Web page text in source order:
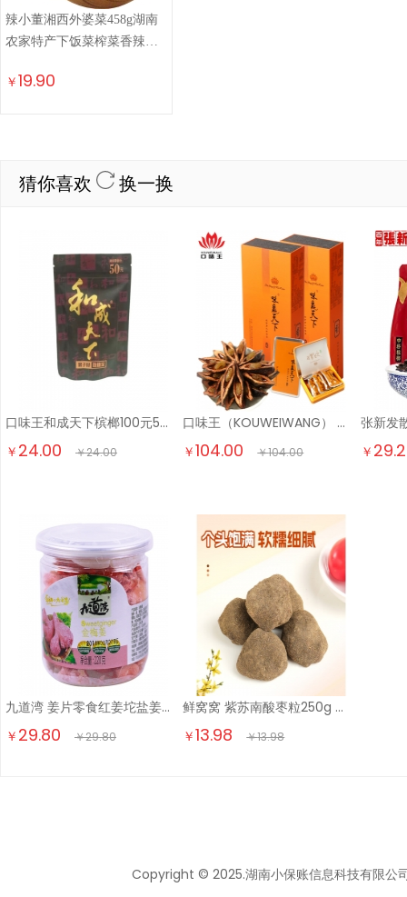
辣小董湘西外婆菜458g湖南
农家特产下饭菜榨菜香辣酱
￥19.90
猜你喜欢 换一换
口味王和成天下槟榔100元50元新果湖南批发30元和成裸 50元裸包*1
￥ 24.00 ￥24.00
口味王（KOUWEIWANG） 和成天下红钻绿钻黑钻红铁橙铁味赢天下金风玉露 30g5袋金风玉露
￥104.00 ￥104.00 ￥
九道湾 姜片零食红姜坨盐姜丝即食2瓶罐装 金梅姜干姜果干蜜饯湖南特产 金梅姜220g*2瓶
￥ 29.80 ￥29.80
鲜窝窝 紫苏南酸枣粒250g 湖南特产五眼果擂枣蜜饯休闲开味零食
￥13.98 ￥13.98
Copyright © 2025.湖南小保账信息科技有限公